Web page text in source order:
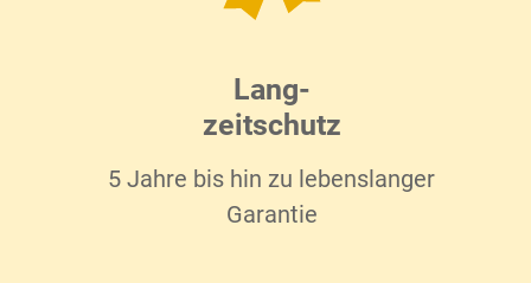
Lang-
zeitschutz
5 Jahre bis hin zu lebenslanger
Garantie